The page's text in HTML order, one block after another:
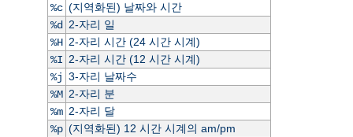
%c (지역화된) 날짜와 시간
%d 2-자리 일
%H 2-자리 시간 (24 시간 시계)
%I 2-자리 시간 (12 시간 시계)
%j 3-자리 날짜수
%M 2-자리 분
%m 2-자리 달
%p (지역화된) 12 시간 시계의 am/pm